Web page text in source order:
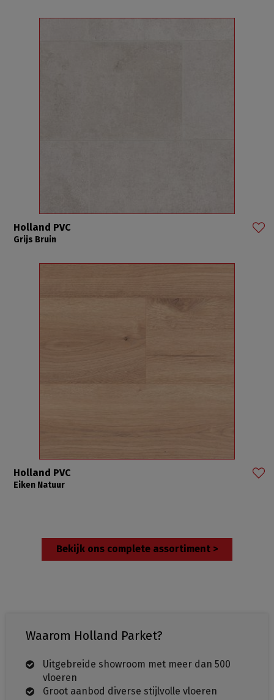
Holland PVC
Grijs Bruin
Holland PVC
Eiken Natuur
Bekijk ons complete assortiment >
Waarom Holland Parket?
Uitgebreide showroom met meer dan 500
vloeren
Groot aanbod diverse stijlvolle vloeren